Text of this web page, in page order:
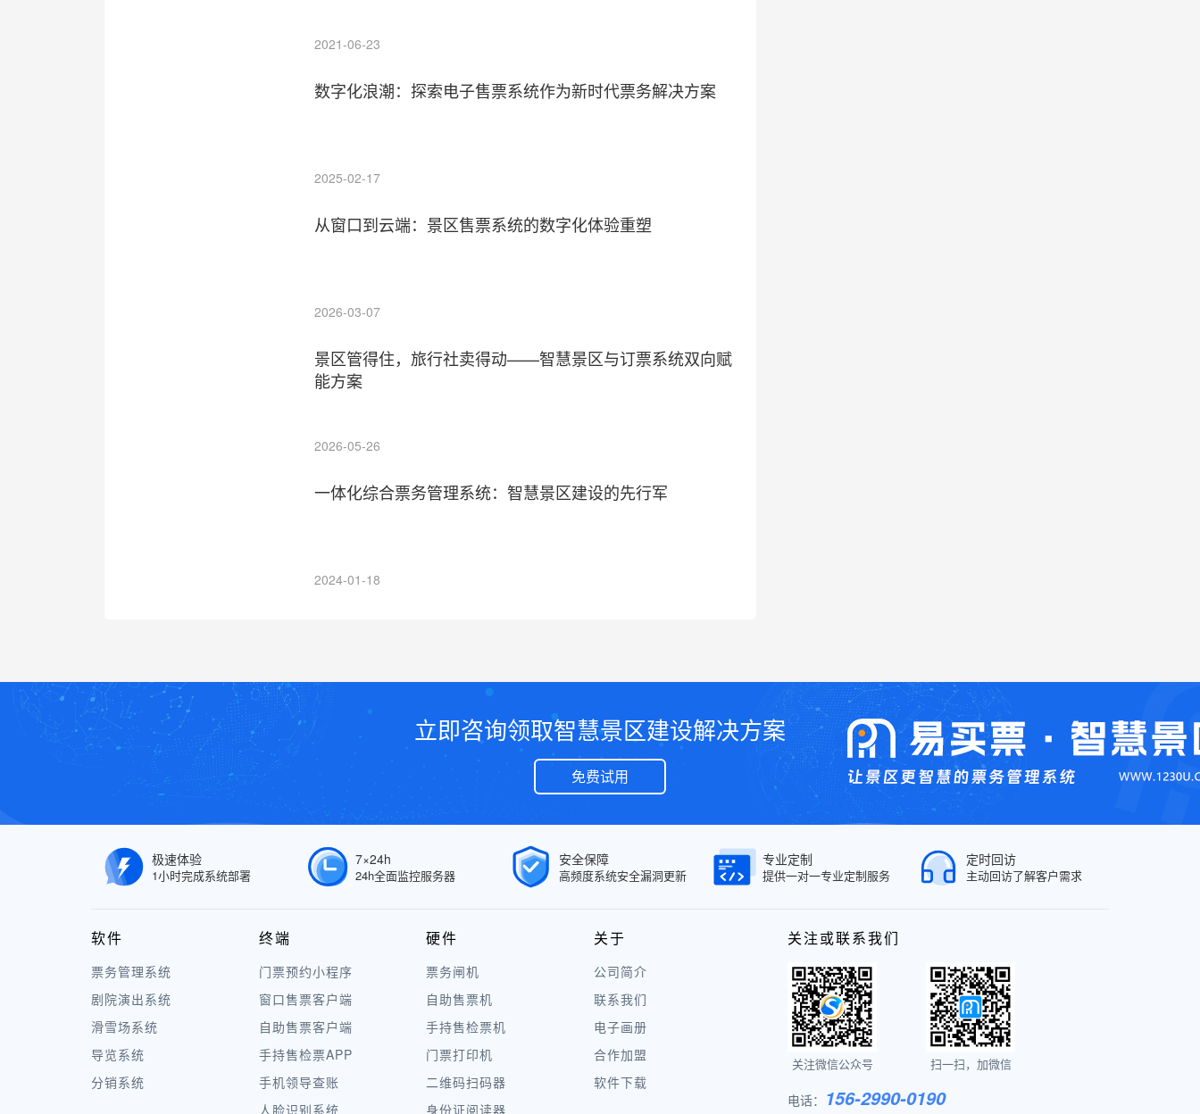
2021-06-23
数字化浪潮：探索电子售票系统作为新时代票务解决方案
2025-02-17
从窗口到云端：景区售票系统的数字化体验重塑
2026-03-07
景区管得住，旅行社卖得动——智慧景区与订票系统双向赋
能方案
2026-05-26
一体化综合票务管理系统：智慧景区建设的先行军
2024-01-18
立即咨询领取智慧景区建设解决方案
免费试用
极速体验
1小时完成系统部署
7×24h
24h全面监控服务器
安全保障
高频度系统安全漏洞更新
专业定制
提供一对一专业定制服务
定时回访
主动回访了解客户需求
软件
票务管理系统
剧院演出系统
滑雪场系统
导览系统
分销系统
终端
门票预约小程序
窗口售票客户端
自助售票客户端
手持售检票APP
手机领导查账
人脸识别系统
硬件
票务闸机
自助售票机
手持售检票机
门票打印机
二维码扫码器
身份证阅读器
关于
公司简介
联系我们
电子画册
合作加盟
软件下载
关注或联系我们
关注微信公众号 扫一扫，加微信
电话： 156-2990-0190